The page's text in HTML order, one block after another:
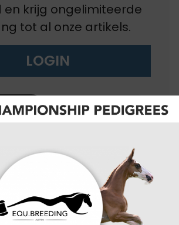
en krijg ongelimiteerde
tot al onze artikels.
LOGIN
koop
/ de Paarden
gazet
BEST
VALUE